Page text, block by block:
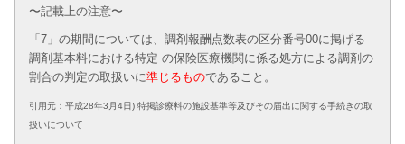
〜記載上の注意〜
「7」の期間については、調剤報酬点数表の区分番号00に掲げる
調剤基本料における特定 の保険医療機関に係る処方による調剤の
割合の判定の取扱いに準じるものであること。
引用元：平成28年3月4日) 特掲診療料の施設基準等及びその届出に関する手続きの取
扱いについて